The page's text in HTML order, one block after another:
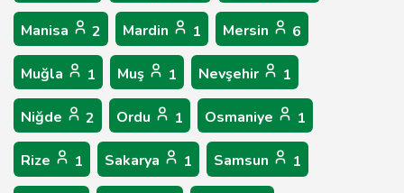
Manisa 2 Mardin 1 Mersin 6
Muğla 1 Muş 1 Nevşehir 1
Niğde 2 Ordu 1 Osmaniye 1
Rize 1 Sakarya 1 Samsun 1